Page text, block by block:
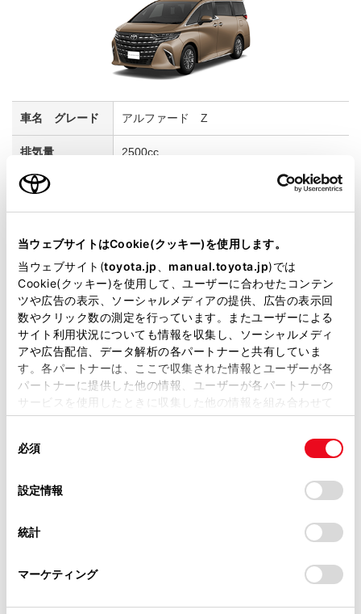
当ウェブサイトはCookie(クッキー)を使用します。
当ウェブサイト(toyota.jp manual.toyota.jp)では
Cookie(クッキー)を使用して、ユーザーに合わせたコンテン
ツや広告の表示、ソーシャルメディアの提供、広告の表示回
数やクリック数の測定を行っています。またユーザーによる
サイト利用状況についても情報を収集し、ソーシャルメディ
アや広告配信、データ解析の各パートナーと共有していま
す。各パートナーは、ここで収集された情報とユーザーが各
パートナーに提供した他の情報、ユーザーが各パートナーの
サービスを使用したときに収集した他の情報を組み合わせて
使用することがあります。当ウェブサイトの使用を続行する
デバイスにすべてのCookie(クッキー)が保存されることに同
意したことになります。Cookie(クッキー)のオプトアウト、
設定の変更、同意を撤回したりするにあたっては、当社の
「Cookie（クッキー）情報の取り扱いについて
」をご覧くだ
必須
設定情報
統計
マーケティング
アルファード Z
2500cc
試乗車予約
3